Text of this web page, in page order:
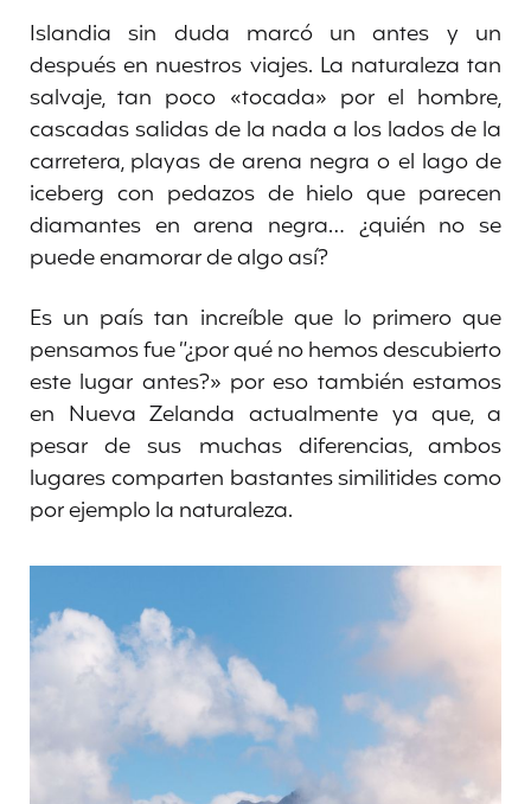
Islandia sin duda marcó un antes y un
después en nuestros viajes. La naturaleza tan
salvaje, tan poco «tocada» por el hombre,
cascadas salidas de la nada a los lados de la
carretera, playas de arena negra o el lago de
iceberg con pedazos de hielo que parecen
diamantes en arena negra… ¿quién no se
puede enamorar de algo así?
Es un país tan increíble que lo primero que
pensamos fue “¿por qué no hemos descubierto
este lugar antes?» por eso también estamos
en Nueva Zelanda actualmente ya que, a
pesar de sus muchas diferencias, ambos
lugares comparten bastantes similitides como
por ejemplo la naturaleza.